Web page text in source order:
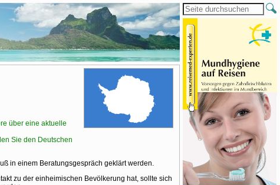
über eine aktuelle
Sie den Deutschen
in einem Beratungsgespräch geklärt werden.
zu der einheimischen Bevölkerung hat, sollte sich